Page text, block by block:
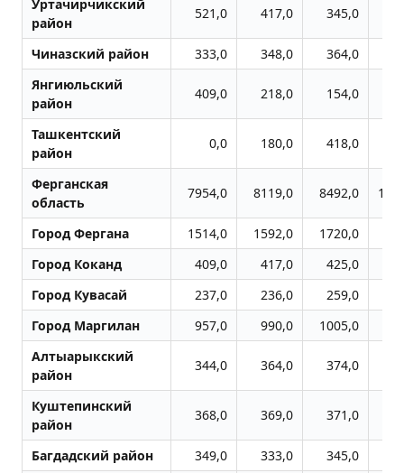
Уртачирчикский
район
521,0 417,0 345,0
Чиназский район 333,0 348,0 364,0
Янгиюльский
район
409,0 218,0 154,0
Ташкентский
район
0,0 180,0 418,0
Ферганская
область
7954,0 8119,0 8492,0
Город Фергана 1514,0 1592,0 1720,0
Город Коканд
409,0 417,0 425,0
Город Кувасай
237,0 236,0 259,0
Город Маpгилан
957,0 990,0 1005,0
Алтыарыкский
район
344,0 364,0 374,0
Куштепинский
район
368,0 369,0 371,0
Багдадский район 349,0 333,0 345,0